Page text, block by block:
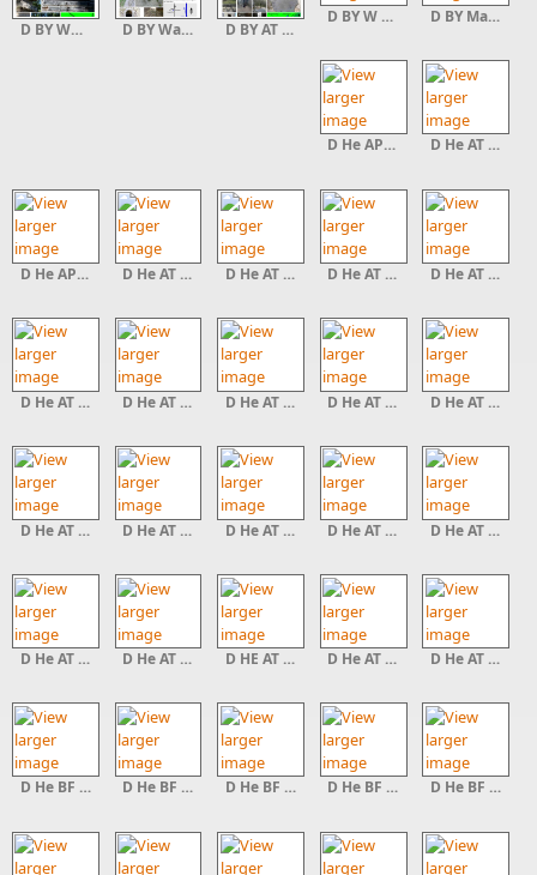
D BY Wp 14 78 Kipfenberg 1 D BY Warte Galgenturm 2 D BY AT Schlegelwarte
D BY W Suhlesturm D BY Mangturm Lindau
D He AP Br Frauenberg D He AT Eichenzeller Warte
D He AP Br Steckelberg D He AT Limesturm Limeshain 0 D He AT Gr Ninger Warte D He AT Mainturm Mit Forum D He AT Stadtturm Weilburg
D He AT Warte Gelnhausen D He AT Johannisbergturm D He AT Hexenturm Frankenberg D He AT Br Hlsbacher Warte D He AT Dalwigker Warte
D He AT Dirloser Warte D He AT Braunauer Warte D He AT R Merturm Gauskopf 1 D He AT Weilm Nster D He AT Rollborner Warte
D He AT Diebesturm Witzenhausen D He AT Eulenturm Witzenhausen D HE AT Warte Petersberg 1 D He AT Hungerturm Ellar D He AT Warte Gr Nberg
D He BF Kellerburg 0 D He BF L Wenstein 0 D He BF Burg Gleiberg D He BF Schl Alsbach D He BF Berlepsch 0